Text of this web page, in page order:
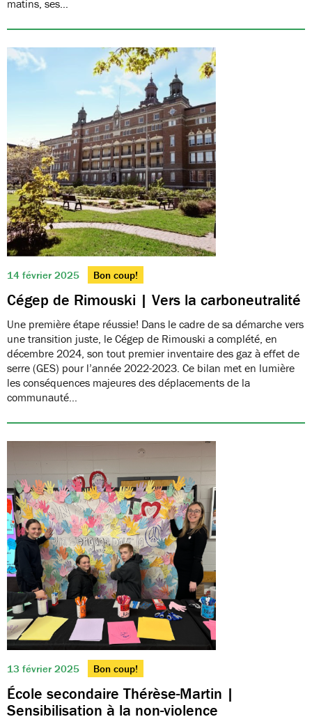
matins, ses…
14 février 2025 Bon coup!
Cégep de Rimouski | Vers la carboneutralité
Une première étape réussie! Dans le cadre de sa démarche vers
une transition juste, le Cégep de Rimouski a complété, en
décembre 2024, son tout premier inventaire des gaz à effet de
serre (GES) pour l’année 2022-2023. Ce bilan met en lumière
les conséquences majeures des déplacements de la
communauté…
13 février 2025 Bon coup!
École secondaire Thérèse-Martin |
Sensibilisation à la non-violence